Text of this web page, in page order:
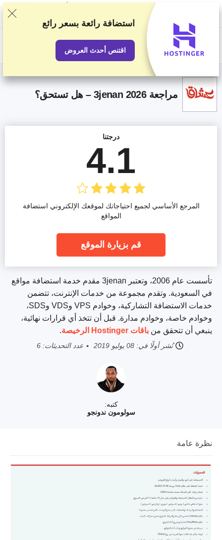
نصنف الخدمات بناء على اختبارات وبحوث صارمة، لكننا نأخذ في الاعتبار أيضًا
تقييماتكم وملاحظاتكم واتفاقياتنا التجارية مع مقدمي الخدمات الآخرين. تحتوي
هذه الصفحة على روابط تابعة.
الإفصاح الإعلاني
US$
مراجعة 3jenan 2026 – هل تستحق؟
كتبه:
سولومون ندونجو
تأسست عام 2006، وتعتبر 3jenan مقدم خدمة استضافة مواقع
في السعودية. وتقدم مجموعة من خدمات الإنترنت، تتضمن
خدمات الاستضافة التشاركية، وخوادم VPS وVDS وSDS،
وخوادم خاصة، وخوادم مدارة. قبل أن تتخذ أي قرارات نهائية،
ينبغي أن تتحقق من باقات Hostinger الرخيصة .
نُشر أولًا في: 08 يوليو 2019 عدد التحديثات: 6
درجتنا
4.1
المرجع الأساسي لجميع احتياجاتك لموقعك الإلكتروني استضافة
المواقع
قم بزيارة الموقع
نظرة عامة
استضافة رائعة بسعر رائع
اقتنص أحدث العروض